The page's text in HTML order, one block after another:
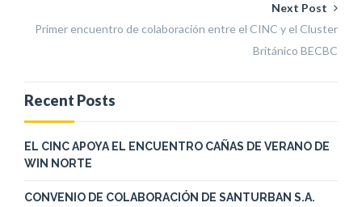
Next Post
Primer encuentro de colaboración entre el CINC y el Cluster
Británico BECBC
Recent Posts
EL CINC APOYA EL ENCUENTRO CAÑAS DE VERANO DE
WIN NORTE
CONVENIO DE COLABORACIÓN DE SANTURBAN S.A.